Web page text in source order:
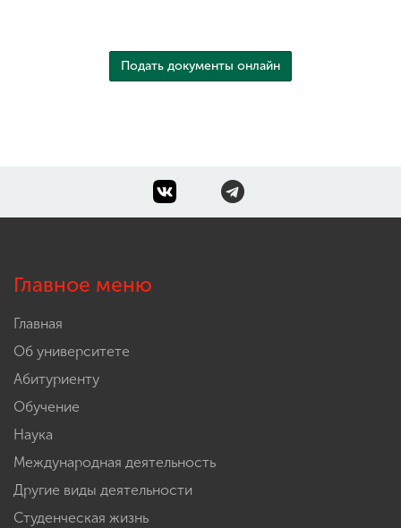
Подать документы онлайн
Главное меню
Главная
Об университете
Абитуриенту
Обучение
Наука
Международная деятельность
Другие виды деятельности
Студенческая жизнь